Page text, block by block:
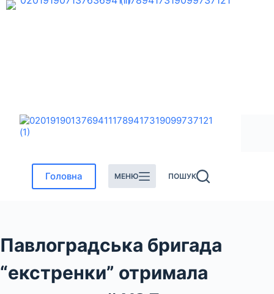
Перейти
Головна МЕНЮ ПОШУК
Павлоградська бригада
“екстренки” отримала